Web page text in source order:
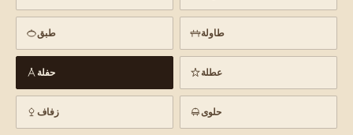
طبق طاولة
حفلة عطلة
زفاف حلوى